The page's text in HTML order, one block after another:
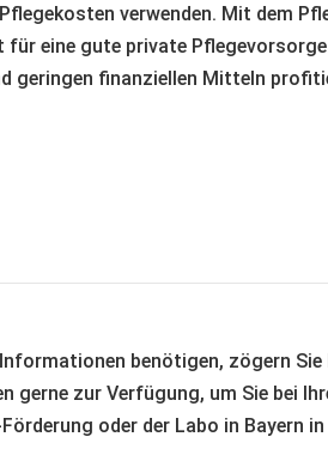
verwenden. Mit dem
für eine gute private
geringen finanziellen Mitteln
benötigen, zögern
gerne zur Verfügung, um Sie bei
oder der Labo in Bayern